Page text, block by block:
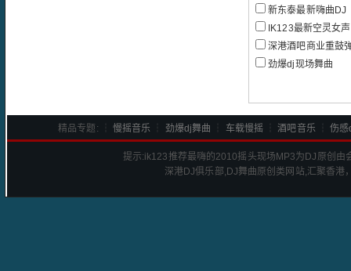
新东泰最新嗨曲DJ
IK123最新空灵女
深港酒吧商业重鼓弹鼓
劲爆dj现场舞曲
精品专题: ┆ 慢摇音乐 劲爆dj舞曲 车载慢摇 ┆酒吧音乐┆伤感
提示:ik123推荐最嗨的2010摇头现场 MP3为DJ原创由
深港DJ俱乐部,DJ舞曲原创类网站,汇聚香港